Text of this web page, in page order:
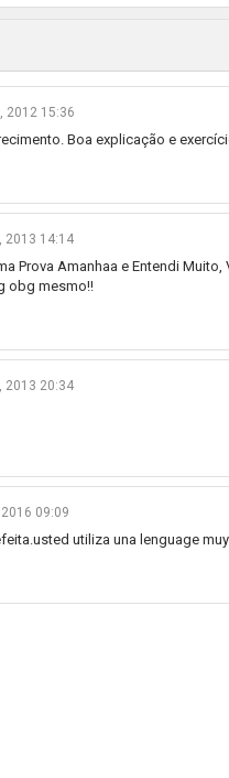
2012 15:36
Boa explicação e
2013 14:14
Prova Amanhaa e Entendi
obg mesmo!!
2013 20:34
09:09
utiliza una lenguage